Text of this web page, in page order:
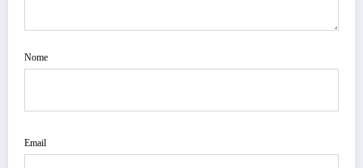
Nome
Email